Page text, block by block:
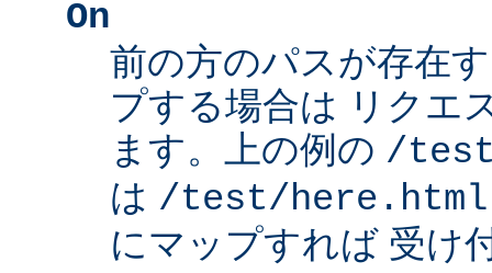
On
前の方のパスが存在
プする場合は リクエ
ます。上の例の /
は /test/here.html
にマップすれば 受け